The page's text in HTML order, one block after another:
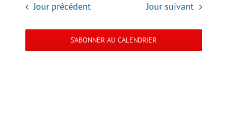
Jour précédent Jour suivant
S’ABONNER AU CALENDRIER